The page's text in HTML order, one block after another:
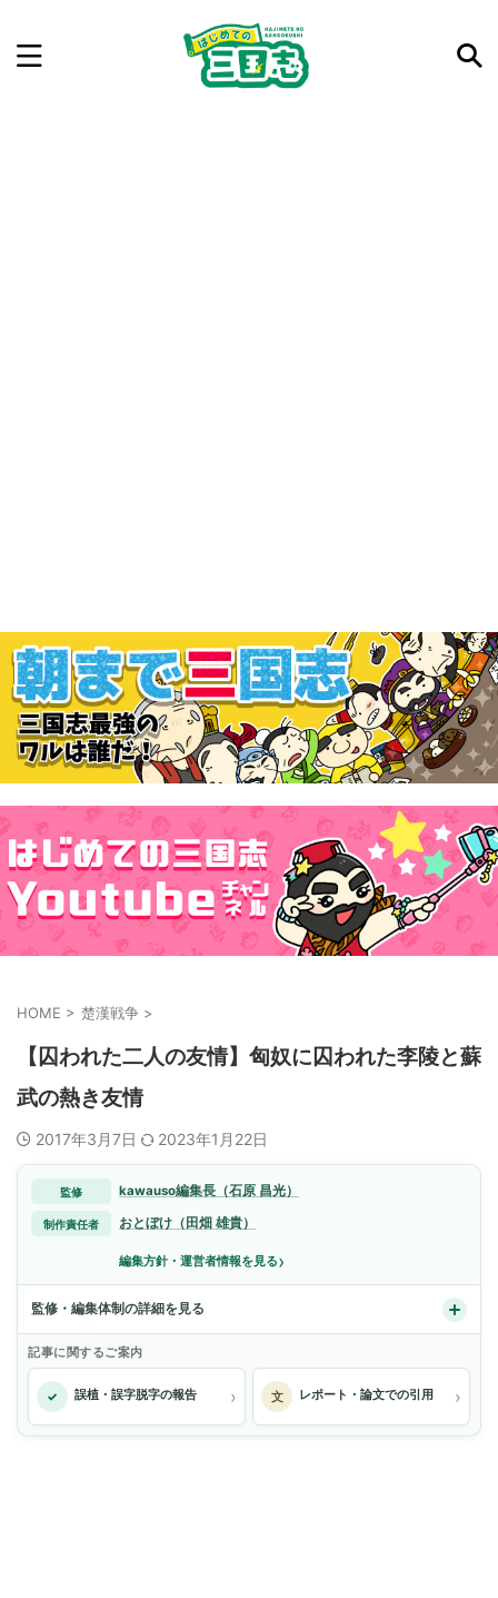
HOME > 楚漢戦争 >
【囚われた二人の友情】匈奴に囚われた李陵と蘇
武の熱き友情
2017年3月7日 2023年1月22日
監修 kawauso編集長（石原 昌光）
制作責任者 おとぼけ（田畑 雄貴）
編集方針・運営者情報を見る›
監修・編集体制の詳細を見る
記事に関するご案内
✓ 誤植・誤字脱字の報告 › 文 レポート・論文での引用 ›